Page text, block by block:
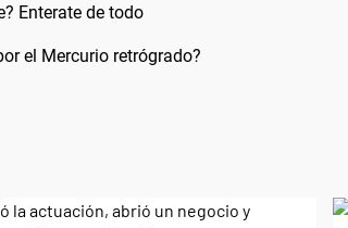
Enterate de todo
el Mercurio retrógrado?